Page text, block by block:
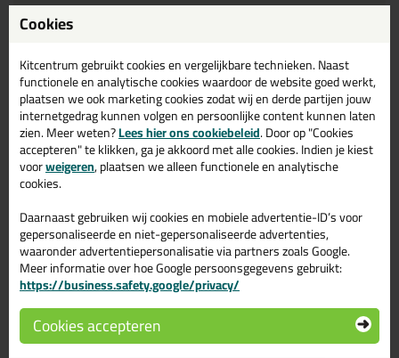
Reviewtitel *
Je ervaring
Beoordeling
Zou jij dit product aanbevelen bij anderen?
ja
nee
Cookies
Kitcentrum gebruikt cookies en vergelijkbare technieken. Naast
functionele en analytische cookies waardoor de website goed werkt,
plaatsen we ook marketing cookies zodat wij en derde partijen jouw
internetgedrag kunnen volgen en persoonlijke content kunnen laten
zien. Meer weten?Lees hier ons cookiebeleid. Door op "Cookies
accepteren" te klikken, ga je akkoord met alle cookies. Indien je kiest
voorweigeren, plaatsen we alleen functionele en analytische
cookies.
Daarnaast gebruiken wij cookies en mobiele advertentie-ID’s voor
gepersonaliseerde en niet-gepersonaliseerde advertenties,
waaronder advertentiepersonalisatie via partners zoals Google.
Meer informatie over hoe Google persoonsgegevens gebruikt:
https://business.safety.google/privacy/
Cookies accepteren